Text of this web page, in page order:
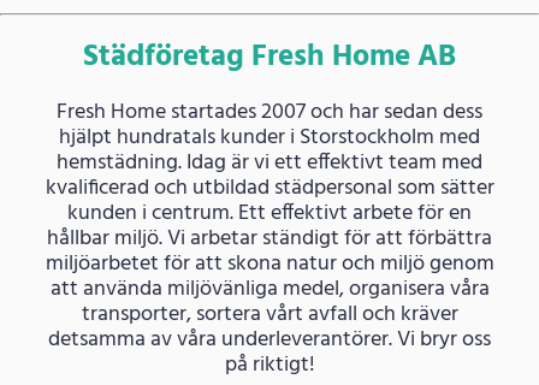
Städföretag Fresh Home AB
Fresh Home startades 2007 och har sedan dess
hjälpt hundratals kunder i Storstockholm med
hemstädning. Idag är vi ett effektivt team med
kvalificerad och utbildad städpersonal som sätter
kunden i centrum. Ett effektivt arbete för en
hållbar miljö. Vi arbetar ständigt för att förbättra
miljöarbetet för att skona natur och miljö genom
att använda miljövänliga medel, organisera våra
transporter, sortera vårt avfall och kräver
detsamma av våra underleverantörer. Vi bryr oss
på riktigt!